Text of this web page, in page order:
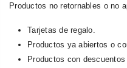
Productos no retornables o no
Tarjetas de regalo.
Productos ya abiertos o
Productos con